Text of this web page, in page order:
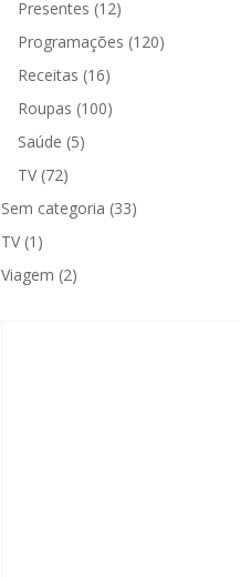
Presentes (12)
Programações (120)
Receitas (16)
Roupas (100)
Saúde (5)
TV(72)
Sem categoria (33)
TV(1)
Viagem (2)